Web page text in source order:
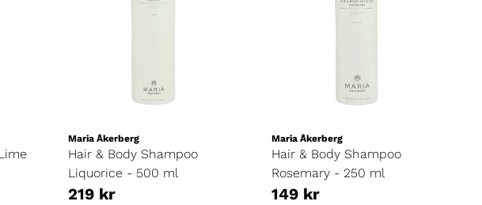
Maria Åkerberg
Hair & Body Shampoo
Liquorice - 500 ml
219 kr
Maria Åkerberg
Hair & Body Shampoo
Rosemary - 250 ml
149 kr